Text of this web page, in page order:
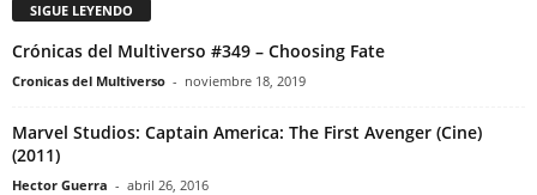
SIGUE LEYENDO
Crónicas del Multiverso #349 – Choosing Fate
Cronicas del Multiverso - noviembre 18, 2019
Marvel Studios: Captain America: The First Avenger (Cine)
(2011)
Hector Guerra - abril 26, 2016